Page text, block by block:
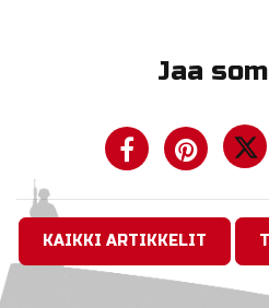
Jaa
KAIKKI ARTIKKELIT